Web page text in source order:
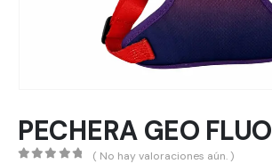
PECHERA GEO FLUO
( No hay valoraciones aún. )